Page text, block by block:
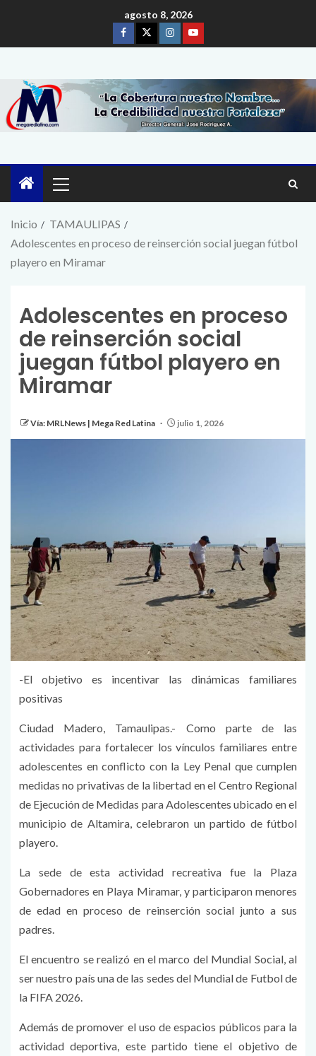
agosto 8, 2026
Inicio
TAMAULIPAS
Adolescentes en proceso de reinserción social juegan fútbol
playero en Miramar
Adolescentes en proceso
de reinserción social
juegan fútbol playero en
Miramar
Vía: MRLNews | Mega Red Latina julio 1, 2026
-El objetivo es incentivar las dinámicas familiares
positivas
Ciudad Madero, Tamaulipas.- Como parte de las
actividades para fortalecer los vínculos familiares entre
adolescentes en conflicto con la Ley Penal que cumplen
medidas no privativas de la libertad en el Centro Regional
de Ejecución de Medidas para Adolescentes ubicado en el
municipio de Altamira, celebraron un partido de fútbol
playero.
La sede de esta actividad recreativa fue la Plaza
Gobernadores en Playa Miramar, y participaron menores
de edad en proceso de reinserción social junto a sus
padres.
El encuentro se realizó en el marco del Mundial Social, al
ser nuestro país una de las sedes del Mundial de Futbol de
la FIFA 2026.
Además de promover el uso de espacios públicos para la
actividad deportiva, este partido tiene el objetivo de